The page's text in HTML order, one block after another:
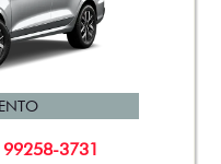
99258-3731